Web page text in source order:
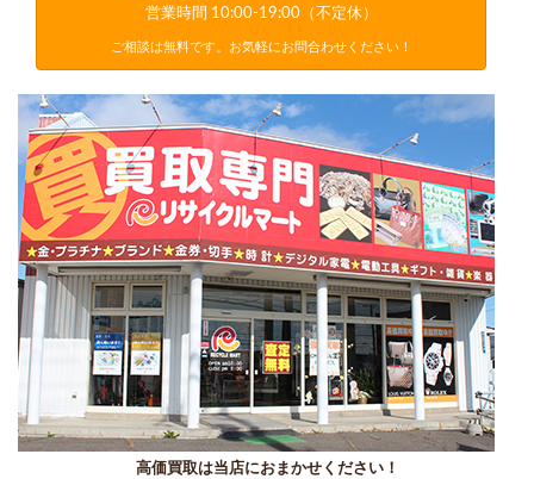
営業時間 10:00-19:00（不定休）
ご相談は無料です。お気軽にお問合わせください！
高価買取は当店におまかせください！